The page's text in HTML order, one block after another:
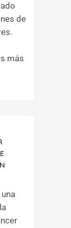
de
más